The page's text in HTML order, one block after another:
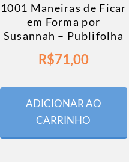
1001 Maneiras de Ficar
em Forma por
Susannah – Publifolha
R$71,00
ADICIONAR AO
CARRINHO